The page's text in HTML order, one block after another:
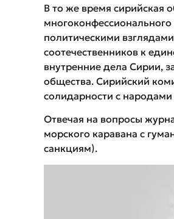
В то же время сирийская
политическими
соотечественников к
внутренние дела Сирии,
общества. Сирийский
солидарности с
Отвечая на вопросы
морского каравана с
санкциям).